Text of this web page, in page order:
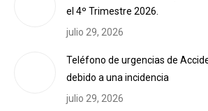
el 4º Trimestre 2026.
julio 29, 2026
Teléfono de urgencias de
debido a una incidencia
julio 29, 2026